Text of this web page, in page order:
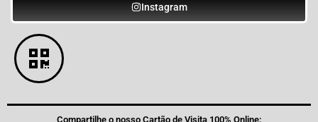
Instagram
Compartilhe o nosso Cartão de Visita 100% Online: